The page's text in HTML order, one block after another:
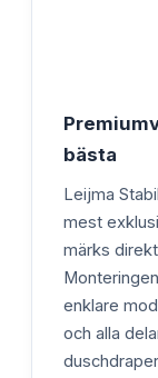
bästa
Leijma
mest
märks
enklare
och alla